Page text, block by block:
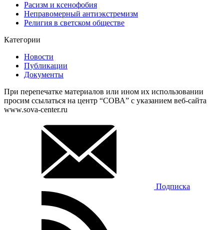
Расизм и ксенофобия
Неправомерный антиэкстремизм
Религия в светском обществе
Категории
Новости
Публикации
Документы
При перепечатке материалов или ином их использовании
просим ссылаться на центр “СОВА” с указанием веб-сайта
www.sova-center.ru
Подписка